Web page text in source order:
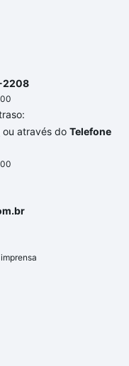
2208
ou através do Telefone